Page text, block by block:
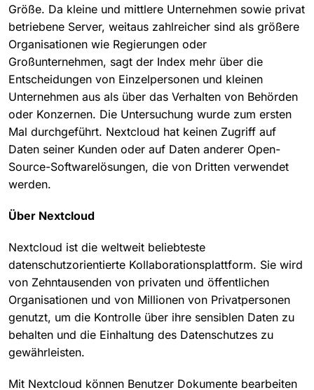
Größe. Da kleine und mittlere Unternehmen sowie privat
betriebene Server, weitaus zahlreicher sind als größere
Organisationen wie Regierungen oder
Großunternehmen, sagt der Index mehr über die
Entscheidungen von Einzelpersonen und kleinen
Unternehmen aus als über das Verhalten von Behörden
oder Konzernen. Die Untersuchung wurde zum ersten
Mal durchgeführt. Nextcloud hat keinen Zugriff auf
Daten seiner Kunden oder auf Daten anderer Open-
Source-Softwarelösungen, die von Dritten verwendet
werden.
Über Nextcloud
Nextcloud ist die weltweit beliebteste
datenschutzorientierte Kollaborationsplattform. Sie wird
von Zehntausenden von privaten und öffentlichen
Organisationen und von Millionen von Privatpersonen
genutzt, um die Kontrolle über ihre sensiblen Daten zu
behalten und die Einhaltung des Datenschutzes zu
gewährleisten.
Mit Nextcloud können Benutzer Dokumente bearbeiten